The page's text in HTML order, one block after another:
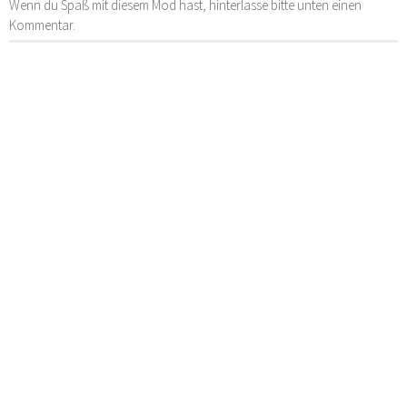
Wenn du Spaß mit diesem Mod hast, hinterlasse bitte unten einen
Kommentar.